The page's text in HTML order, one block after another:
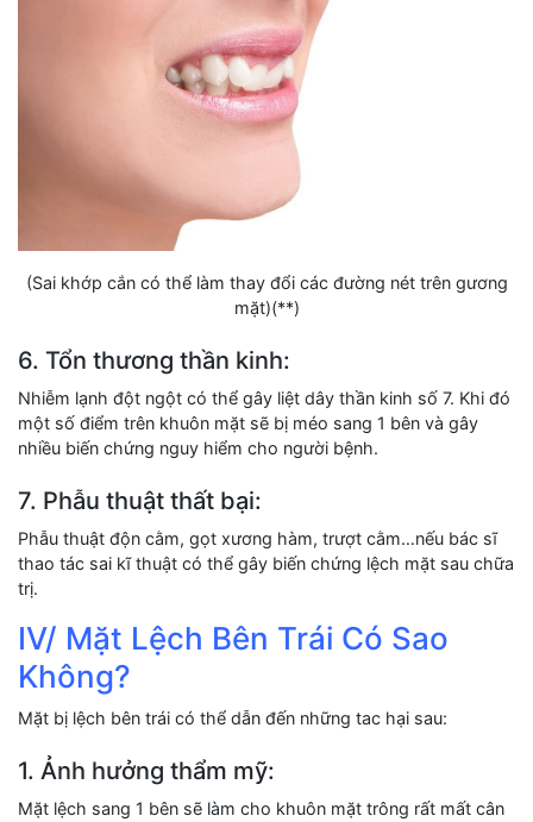
(Sai khớp cắn có thể làm thay đổi các đường nét trên gương
mặt)(**)
6. Tổn thương thần kinh:
Nhiễm lạnh đột ngột có thể gây liệt dây thần kinh số 7. Khi đó
một số điểm trên khuôn mặt sẽ bị méo sang 1 bên và gây
nhiều biến chứng nguy hiểm cho người bệnh.
7. Phẫu thuật thất bại:
Phẫu thuật độn cằm, gọt xương hàm, trượt cằm…nếu bác sĩ
thao tác sai kĩ thuật có thể gây biến chứng lệch mặt sau chữa
trị.
IV/ Mặt Lệch Bên Trái Có Sao
Không?
Mặt bị lệch bên trái có thể dẫn đến những tac hại sau:
1. Ảnh hưởng thẩm mỹ:
Mặt lệch sang 1 bên sẽ làm cho khuôn mặt trông rất mất cân